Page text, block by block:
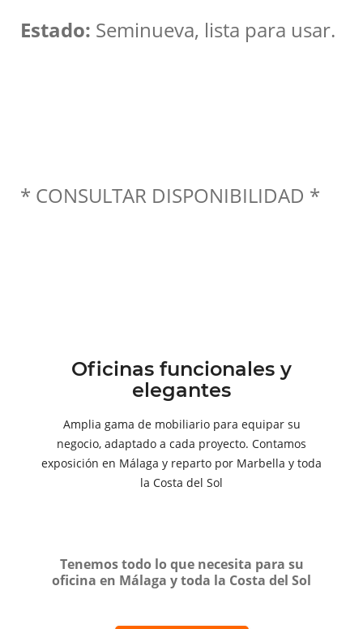
Estado: Seminueva, lista para usar.
* CONSULTAR DISPONIBILIDAD *
Oficinas funcionales y
elegantes
Amplia gama de mobiliario para equipar su
negocio, adaptado a cada proyecto. Contamos
exposición en Málaga y reparto por Marbella y toda
la Costa del Sol
Tenemos todo lo que necesita para su
oficina en Málaga y toda la Costa del Sol